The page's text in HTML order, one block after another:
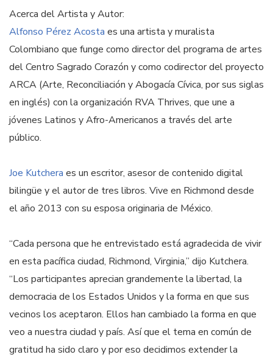
Acerca del Artista y Autor:
Alfonso Pérez Acosta es una artista y muralista
Colombiano que funge como director del programa de artes
del Centro Sagrado Corazón y como codirector del proyecto
ARCA (Arte, Reconciliación y Abogacía Cívica, por sus siglas
en inglés) con la organización RVA Thrives, que une a
jóvenes Latinos y Afro-Americanos a través del arte
público.
Joe Kutchera es un escritor, asesor de contenido digital
bilingüe y el autor de tres libros. Vive en Richmond desde
el año 2013 con su esposa originaria de México.
“Cada persona que he entrevistado está agradecida de vivir
en esta pacífica ciudad, Richmond, Virginia,” dijo Kutchera.
“Los participantes aprecian grandemente la libertad, la
democracia de los Estados Unidos y la forma en que sus
vecinos los aceptaron. Ellos han cambiado la forma en que
veo a nuestra ciudad y país. Así que el tema en común de
gratitud ha sido claro y por eso decidimos extender la